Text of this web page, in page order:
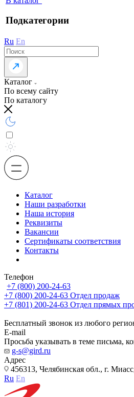
Подкатегории
Ru En
Каталог
По всему сайту
По каталогу
Каталог
Наши разработки
Наша история
Реквизиты
Вакансии
Сертификаты соответствия
Контакты
Телефон
+7 (800) 200-24-63
+7 (800) 200-24-63 Отдел продаж
+7 (801) 200-24-63 Отдел прямых
Бесплатный звонок из любого
E-mail
Просьба указывать в теме письма,
g-s@gird.ru
Адрес
456313, Челябинская обл., г.
Ru En